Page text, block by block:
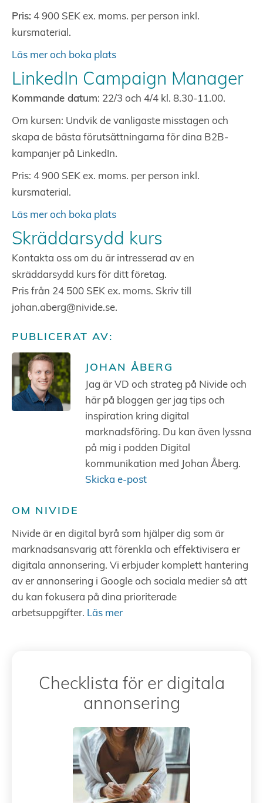
Pris: 4 900 SEK ex. moms. per person inkl.
kursmaterial.
Läs mer och boka plats
LinkedIn Campaign Manager
Kommande datum: 22/3 och 4/4 kl. 8.30-11.00.
Om kursen: Undvik de vanligaste misstagen och
skapa de bästa förutsättningarna för dina B2B-
kampanjer på LinkedIn.
Pris: 4 900 SEK ex. moms. per person inkl.
kursmaterial.
Läs mer och boka plats
Skräddarsydd kurs
Kontakta oss om du är intresserad av en
skräddarsydd kurs för ditt företag.
Pris från 24 500 SEK ex. moms. Skriv till
johan.aberg@nivide.se.
PUBLICERAT AV:
JOHAN ÅBERG
Jag är VD och strateg på Nivide och
här på bloggen ger jag tips och
inspiration kring digital
marknadsföring. Du kan även lyssna
på mig i podden Digital
kommunikation med Johan Åberg.
Skicka e-post
OM NIVIDE
Nivide är en digital byrå som hjälper dig som är
marknadsansvarig att förenkla och effektivisera er
digitala annonsering. Vi erbjuder komplett hantering
av er annonsering i Google och sociala medier så att
du kan fokusera på dina prioriterade
arbetsuppgifter. Läs mer
Checklista för er digitala
annonsering